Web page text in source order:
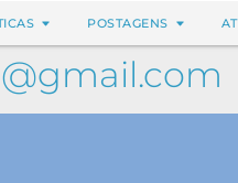
POSTAGENS